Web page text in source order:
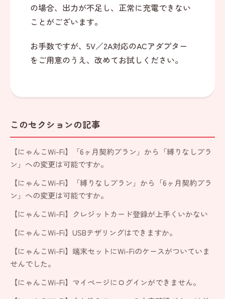
このセクションの記事
【にゃんこWi-Fi】「6ヶ月契約プラン」から「縛りなしプラ
ン」への変更は可能ですか。
【にゃんこWi-Fi】「縛りなしプラン」から「6ヶ月契約プラ
ン」への変更は可能ですか。
【にゃんこWi-Fi】クレジットカード登録が上手くいかない
【にゃんこWi-Fi】USBテザリングはできますか。
【にゃんこWi-Fi】端末セットにWi-Fiのケースがついていま
せんでした。
【にゃんこWi-Fi】マイページにログインができません。
の場合、出力が不足し、正常に充電できない
ことがございます。
お手数ですが、5V／2A対応のACアダプター
をご用意のうえ、改めてお試しください。